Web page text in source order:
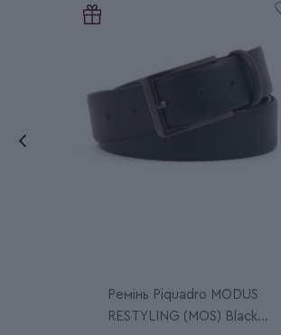
Ремінь Piquadro MODUS
RESTYLING (MOS) Black